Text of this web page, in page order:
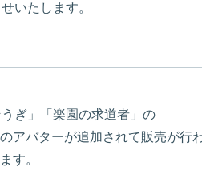
いたします。
ぎ」「楽園の求道者」の
アバターが追加されて販売が行
す。